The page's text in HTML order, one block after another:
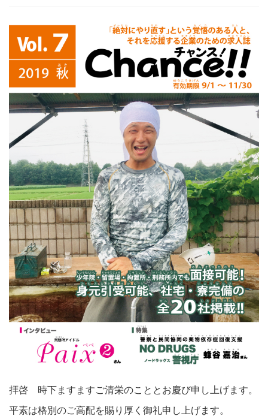
拝啓 時下ますますご清栄のこととお慶び申し上げます。
平素は格別のご高配を賜り厚く御礼申し上げます。